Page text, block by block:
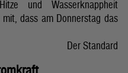
und Wasserknappheit
dass am Donnerstag das
Der Standard